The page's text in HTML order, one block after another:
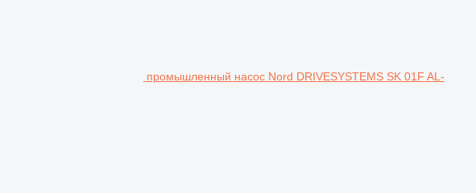
промышленный насос Nord DRIVESYSTEMS SK 01F AL-